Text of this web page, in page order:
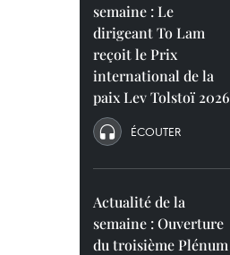
semaine : Le
dirigeant To Lam
reçoit le Prix
international de la
paix Lev Tolstoï 2026
ÉCOUTER
Actualité de la
semaine : Ouverture
du troisième Plénum